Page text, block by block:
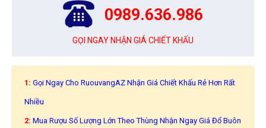
0989.636.986
GỌI NGAY NHẬN GIÁ CHIẾT KHẤU
1: Gọi Ngay Cho RuouvangAZ Nhận Giá Chiết Khấu Rẻ Hơn Rất
Nhiều
2: Mua Rượu Số Lượng Lớn Theo Thùng Nhận Ngay Giá Đổ Buôn